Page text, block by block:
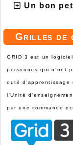
Un bon
Grilles de
GRID 3 est un
personnes qui n'ont
outil d'apprentissage
l'Unité
par une commande